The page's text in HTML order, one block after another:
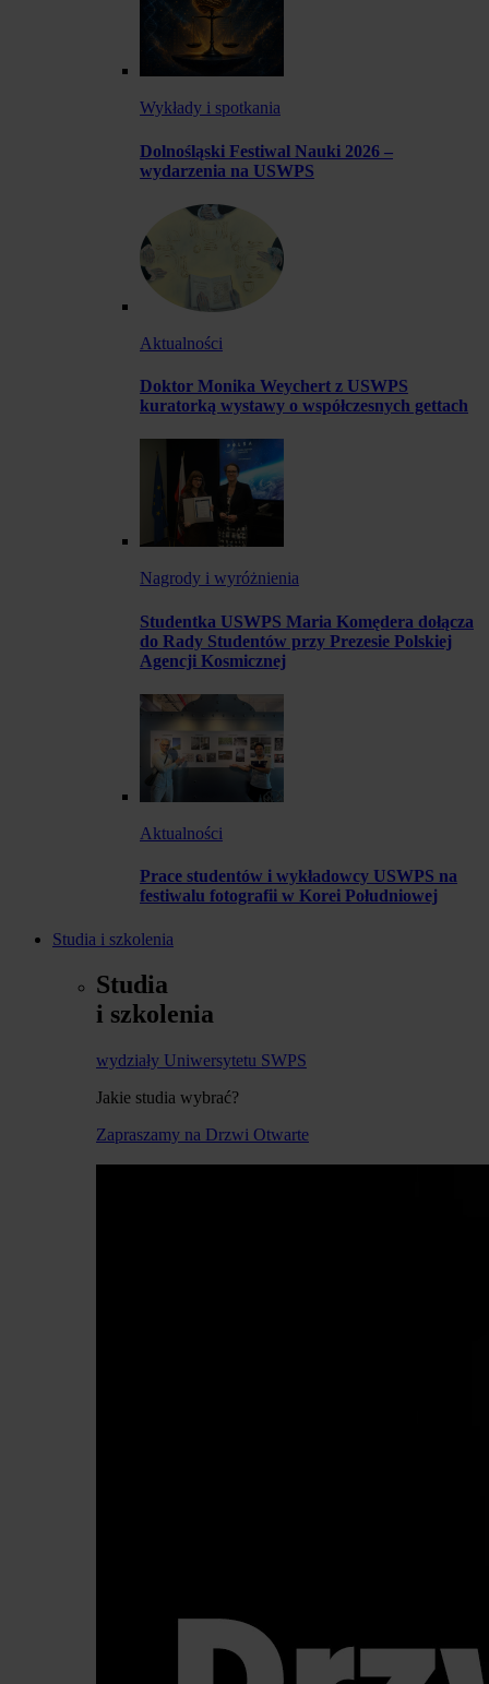
Wykłady i spotkania
Dolnośląski Festiwal Nauki 2026 –
wydarzenia na USWPS
Aktualności
Doktor Monika Weychert z USWPS
kuratorką wystawy o współczesnych gettach
Nagrody i wyróżnienia
Studentka USWPS Maria Komędera dołącza
do Rady Studentów przy Prezesie Polskiej
Agencji Kosmicznej
Aktualności
Prace studentów i wykładowcy USWPS na
festiwalu fotografii w Korei Południowej
Studia i szkolenia
Studia
i szkolenia
wydziały Uniwersytetu SWPS
Jakie studia wybrać?
Zapraszamy na Drzwi Otwarte